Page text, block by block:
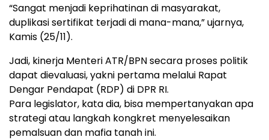
“Sangat menjadi keprihatinan di masyarakat,
duplikasi sertifikat terjadi di mana-mana,” ujarnya,
Kamis (25/11).
Jadi, kinerja Menteri ATR/BPN secara proses politik
dapat dievaluasi, yakni pertama melalui Rapat
Dengar Pendapat (RDP) di DPR RI.
Para legislator, kata dia, bisa mempertanyakan apa
strategi atau langkah kongkret menyelesaikan
pemalsuan dan mafia tanah ini.